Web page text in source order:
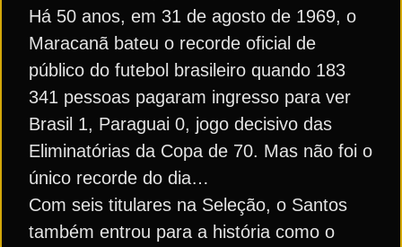
Há 50 anos, em 31 de agosto de 1969, o
Maracanã bateu o recorde oficial de
público do futebol brasileiro quando 183
341 pessoas pagaram ingresso para ver
Brasil 1, Paraguai 0, jogo decisivo das
Eliminatórias da Copa de 70. Mas não foi o
único recorde do dia…
Com seis titulares na Seleção, o Santos
também entrou para a história como o